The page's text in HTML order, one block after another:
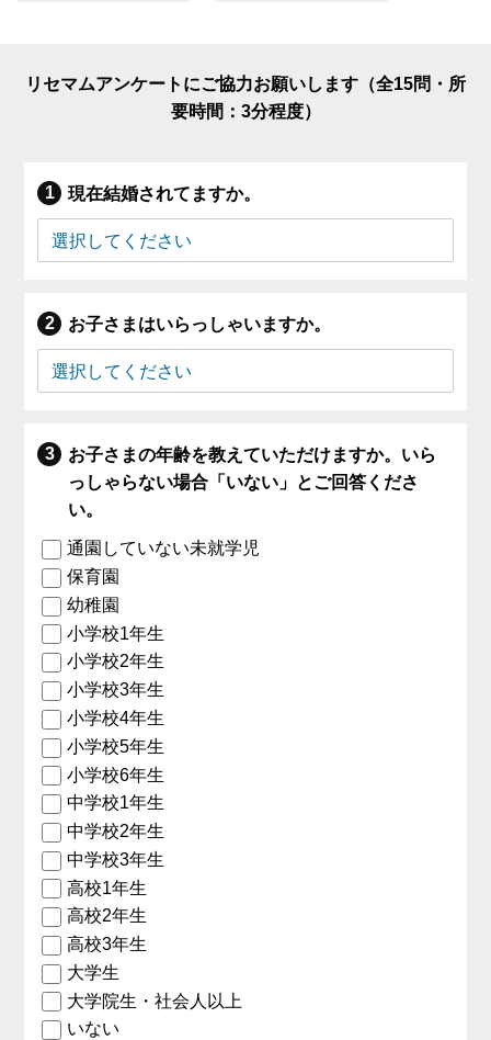
リセマムアンケートにご協力お願いします（全15問・所
要時間：3分程度）
現在結婚されてますか。
お子さまはいらっしゃいますか。
お子さまの年齢を教えていただけますか。いら
っしゃらない場合「いない」とご回答くださ
い。
通園していない未就学児
保育園
幼稚園
小学校1年生
小学校2年生
小学校3年生
小学校4年生
小学校5年生
小学校6年生
中学校1年生
中学校2年生
中学校3年生
高校1年生
高校2年生
高校3年生
大学生
大学院生・社会人以上
いない